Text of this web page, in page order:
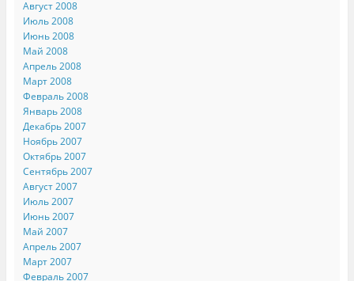
Август 2008
Июль 2008
Июнь 2008
Май 2008
Апрель 2008
Март 2008
Февраль 2008
Январь 2008
Декабрь 2007
Ноябрь 2007
Октябрь 2007
Сентябрь 2007
Август 2007
Июль 2007
Июнь 2007
Май 2007
Апрель 2007
Март 2007
Февраль 2007